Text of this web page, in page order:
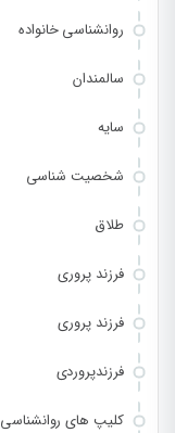
روانشناسی خانواده
سالمندان
سایه
شخصیت شناسی
طلاق
فرزند پروری
فرزند پروری
فرزندپروردی
کلیپ های روانشناسی